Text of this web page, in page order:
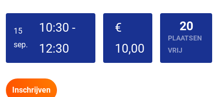
15
sep.
10:30 -
12:30
€
10,00
20
PLAATSEN
VRIJ
Inschrijven